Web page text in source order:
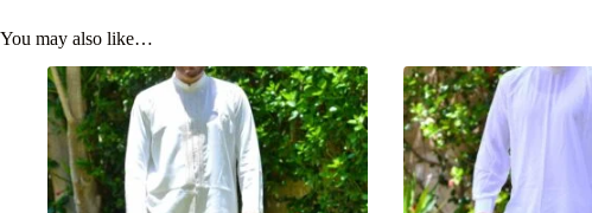
You may also like…